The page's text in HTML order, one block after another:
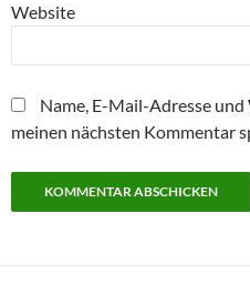
Website
Name, E-Mail-Adresse
meinen nächsten Kommentar